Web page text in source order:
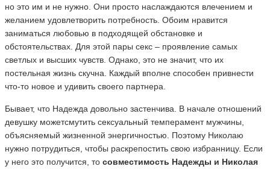
но это им и не нужно. Они просто наслаждаются влечением и
желанием удовлетворить потребность. Обоим нравится
заниматься любовью в подходящей обстановке и
обстоятельствах. Для этой пары секс – проявление самых
светлых и высших чувств. Однако, это не значит, что их
постельная жизнь скучна. Каждый вполне способен привнести
что-то новое и удивить своего партнера.
Бывает, что Надежда довольно застенчива. В начале отношений
девушку можетсмутить сексуальный темперамент мужчины,
объясняемый жизненной энергичностью. Поэтому Николаю
нужно потрудиться, чтобы раскрепостить свою избранницу. Если
у него это получится, то совместимость Надежды и Николая